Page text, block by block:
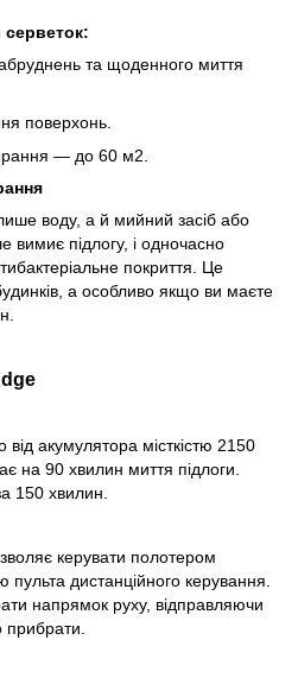
серветок:
та щоденного миття
поверхонь.
— до 60 м2.
воду, а й мийний засіб або
вимиє підлогу, і одночасно
покриття. Це
а особливо якщо ви маєте
акумулятора місткістю 2150
на 90 хвилин миття підлоги.
150 хвилин.
керувати полотером
дистанційного керування.
напрямок руху, відправляючи
прибрати.